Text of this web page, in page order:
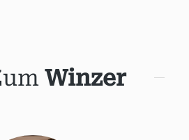
Winzer